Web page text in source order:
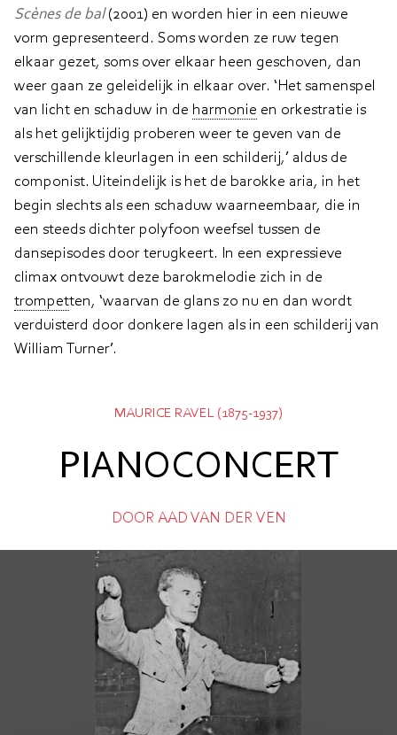
Scènes de bal(2001) en worden hier in een nieuwe
vorm gepresenteerd. Soms worden ze ruw tegen
elkaar gezet, soms over elkaar heen geschoven, dan
weer gaan ze geleidelijk in elkaar over. ‘Het samenspel
van licht en schaduw in de harmonie en orkestratie is
als het gelijktijdig proberen weer te geven van de
verschillende kleurlagen in een schilderij,’ aldus de
componist. Uiteindelijk is het de barokke aria, in het
begin slechts als een schaduw waarneembaar, die in
een steeds dichter polyfoon weefsel tussen de
dansepisodes door terugkeert. In een expressieve
climax ontvouwt deze barokmelodie zich in de
trompetten, ‘waarvan de glans zo nu en dan wordt
verduisterd door donkere lagen als in een schilderij van
William Turner’.
MAURICE RAVEL (1875-1937)
PIANOCONCERT
DOOR AAD VAN DER VEN